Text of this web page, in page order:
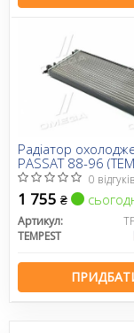
Радіатор
PASSAT 88-96
0 відгуків
1 755 ₴
Артикул:
TEMPEST